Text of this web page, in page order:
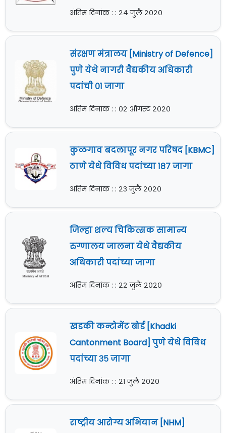
अंतिम दिनांक : : २४ जुलै २०२०
संरक्षण मंत्रालय [Ministry of Defence]
पुणे येथे नागरी वैद्यकीय अधिकारी
पदांची ०१ जागा
अंतिम दिनांक : : ०२ ऑगस्ट २०२०
कुळगाव बदलापूर नगर परिषद [KBMC]
ठाणे येथे विविध पदांच्या १८७ जागा
अंतिम दिनांक : : २३ जुलै २०२०
जिल्हा शल्य चिकित्सक सामान्य
रुग्णालय जालना येथे वैद्यकीय
अधिकारी पदांच्या जागा
अंतिम दिनांक : : २२ जुलै २०२०
खडकी कन्टोमेंट बोर्ड [Khadki
Cantonment Board] पुणे येथे विविध
पदांच्या ३५ जागा
अंतिम दिनांक : : २१ जुलै २०२०
राष्ट्रीय आरोग्य अभियान [NHM]